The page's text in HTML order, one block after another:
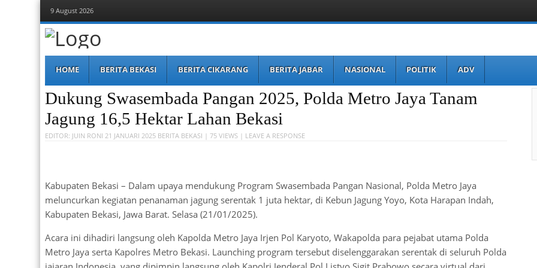
9 August 2026
Berita Bekasi
Mudah Melihat Bekasi
Menu
content
HOME BERITA BEKASI BERITA CIKARANG BERITA JABAR NASIONAL POLITIK ADV
Dukung Swasembada Pangan 2025, Polda Metro Jaya Tanam
Jagung 16,5 Hektar Lahan Bekasi
EDITOR: JUIN RONI 21 JANUARI 2025 BERITA BEKASI | 75 VIEWS | LEAVE A RESPONSE
Kabupaten Bekasi – Dalam upaya mendukung Program Swasembada Pangan Nasional, Polda Metro Jaya
meluncurkan kegiatan penanaman jagung serentak 1 juta hektar, di Kebun Jagung Yoyo, Kota Harapan Indah,
Kabupaten Bekasi, Jawa Barat. Selasa (21/01/2025).
Acara ini dihadiri langsung oleh Kapolda Metro Jaya Irjen Pol Karyoto, Wakapolda para pejabat utama Polda
Metro Jaya serta Kapolres Metro Bekasi. Launching program tersebut diselenggarakan serentak di seluruh Polda